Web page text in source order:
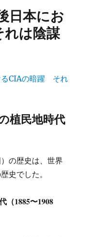
日本にお
は陰謀
植民地時代
の歴史は、世界
史でした。
（1885〜1908